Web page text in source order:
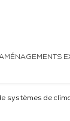
systèmes de